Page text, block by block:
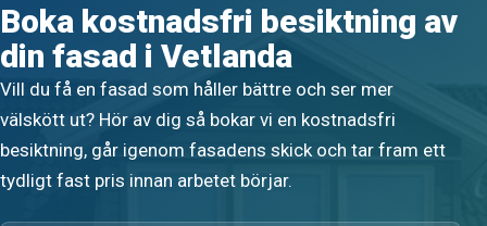
Boka kostnadsfri besiktning av
din fasad i Vetlanda
Vill du få en fasad som håller bättre och ser mer
välskött ut? Hör av dig så bokar vi en kostnadsfri
besiktning, går igenom fasadens skick och tar fram ett
tydligt fast pris innan arbetet börjar.